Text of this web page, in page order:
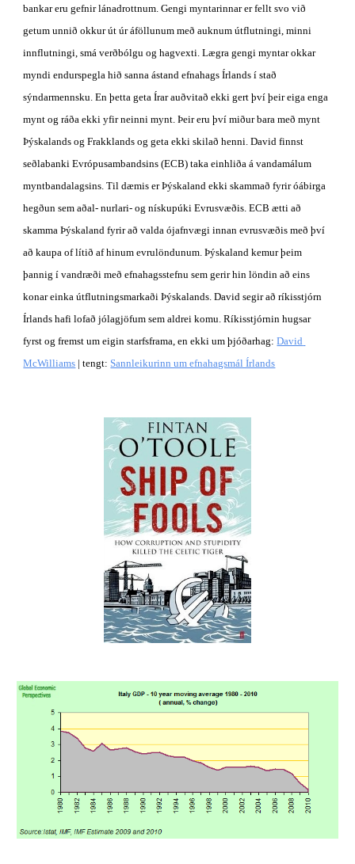
bankar eru gefnir lánadrottnum. Gengi myntarinnar er fellt svo við
getum unnið okkur út úr áföllunum með auknum útflutningi, minni
innflutningi, smá verðbólgu og hagvexti. Lægra gengi myntar okkar
myndi endurspegla hið sanna ástand efnahags Írlands í stað
sýndarmennsku. En þetta geta Írar auðvitað ekki gert því þeir eiga enga
mynt og ráða ekki yfir neinni mynt. Þeir eru því miður bara með mynt
Þýskalands og Frakklands og geta ekki skilað henni. David finnst
seðlabanki Evrópusambandsins (ECB) taka einhliða á vandamálum
myntbandalagsins. Til dæmis er Þýskaland ekki skammað fyrir óábirga
hegðun sem aðal- nurlari- og nískupúki Evrusvæðis. ECB ætti að
skamma Þýskaland fyrir að valda ójafnvægi innan evrusvæðis með því
að kaupa of lítið af hinum evrulöndunum. Þýskaland kemur þeim
þannig í vandræði með efnahagsstefnu sem gerir hin löndin að eins
konar einka útflutningsmarkaði Þýskalands. David segir að ríkisstjórn
Írlands hafi lofað jólagjöfum sem aldrei komu. Ríkisstjórnin hugsar
fyrst og fremst um eigin starfsframa, en ekki um þjóðarhag: David
McWilliams | tengt: Sannleikurinn um efnahagsmál Írlands